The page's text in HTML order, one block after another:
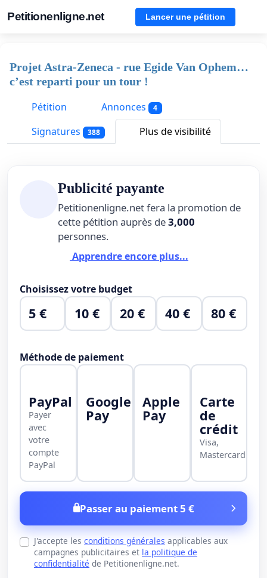
Petitionenligne.net Lancer une pétition
Projet Astra-Zeneca - rue Egide Van Ophem…
c’est reparti pour un tour !
Pétition
Annonces 4
Signatures 388 Plus de visibilité
Publicité payante
Petitionenligne.net fera la promotion de
cette pétition auprès de3,000
personnes.
Apprendre encore plus...
Choisissez votre budget
5 € 10 € 20 € 40 € 80 €
Méthode de paiement
PayPal
Payer
avec
votre
compte
PayPal
Google
Pay
Apple
Pay
Carte
de
crédit
Visa,
Mastercard
Passer au paiement 5 €
J'accepte les conditions générales applicables aux
campagnes publicitaires et la politique de
confidentialité de Petitionenligne.net.